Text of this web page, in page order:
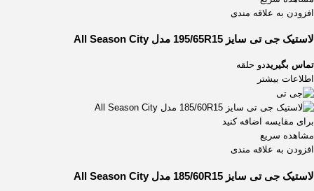
افزودن به علاقه مندی
لاستیک جی تی سایز 195/65R15 مدل All Season City
تماس بگیریددو حلقه
اطلاعات بیشتر
برای مقایسه اضافه کنید
مشاهده سریع
افزودن به علاقه مندی
لاستیک جی تی سایز 185/60R15 مدل All Season City